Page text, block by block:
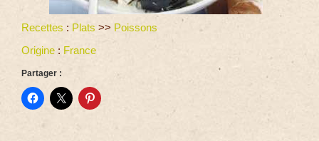
Recettes : Plats >> Poissons
Origine : France
Partager :